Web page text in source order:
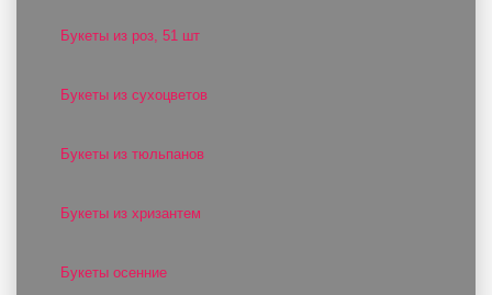
Букеты из роз, 51 шт
Букеты из сухоцветов
Букеты из тюльпанов
Букеты из хризантем
Букеты осенние